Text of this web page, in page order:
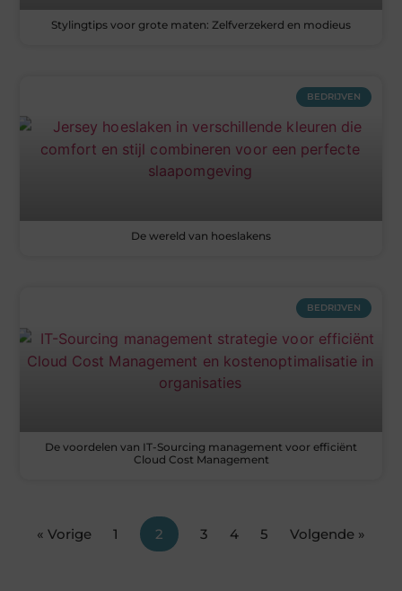
Stylingtips voor grote maten: Zelfverzekerd en modieus
BEDRIJVEN
De wereld van hoeslakens
BEDRIJVEN
De voordelen van IT-Sourcing management voor efficiënt
Cloud Cost Management
« Vorige 1 2 3 4 5 Volgende »